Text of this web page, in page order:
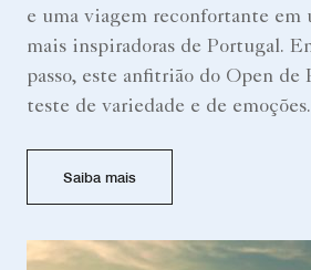
e uma viagem reconfortante em
mais inspiradoras de Portugal.
passo, este anfitrião do Open de
teste de variedade e de emoções.
Saiba mais